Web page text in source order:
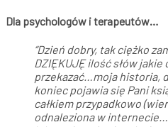
Dla psychologów i terapeutów…
“Dzień dobry, tak ciężko
DZIĘKUJĘ ilość słów jakie
przekazać…moja historia,
koniec pojawia się Pani
całkiem przypadkowo
odnaleziona w